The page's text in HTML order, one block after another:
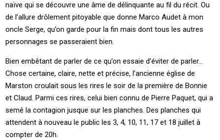
naïve qui se découvre une âme de délinquante au fil du récit. Ou
de l’allure drôlement pitoyable que donne Marco Audet à mon
oncle Serge, qu’on garde pour la fin mais dont tous les autres
personnages se passeraient bien.
Bien embêtant de parler de ce qu’on essaie d’éviter de parler…
Chose certaine, claire, nette et précise, l’ancienne église de
Marston croulait sous les rires le soir de la première de Bonnie
et Claud. Parmi ces rires, celui bien connu de Pierre Paquet, qui a
semé la contagion jusque sur les planches. Des planches qui
attendent à nouveau le public les 3, 4, 10, 11, 17 et 18 juillet à
compter de 20h.